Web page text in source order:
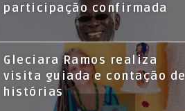
participação confirmada
Gleciara Ramos realiza
visita guiada e contação de
histórias